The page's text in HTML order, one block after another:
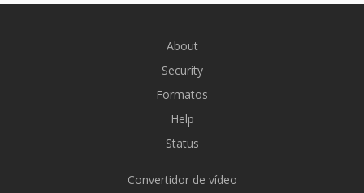
About
Security
Formatos
Help
Status
Convertidor de vídeo